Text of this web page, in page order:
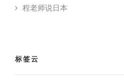
程老师说日本
标签云